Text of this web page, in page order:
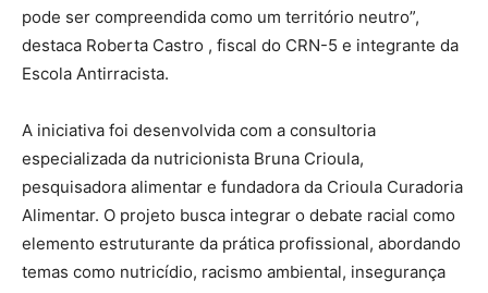
pode ser compreendida como um território neutro”,
destaca Roberta Castro , fiscal do CRN-5 e integrante da
Escola Antirracista.
A iniciativa foi desenvolvida com a consultoria
especializada da nutricionista Bruna Crioula,
pesquisadora alimentar e fundadora da Crioula Curadoria
Alimentar. O projeto busca integrar o debate racial como
elemento estruturante da prática profissional, abordando
temas como nutricídio, racismo ambiental, insegurança